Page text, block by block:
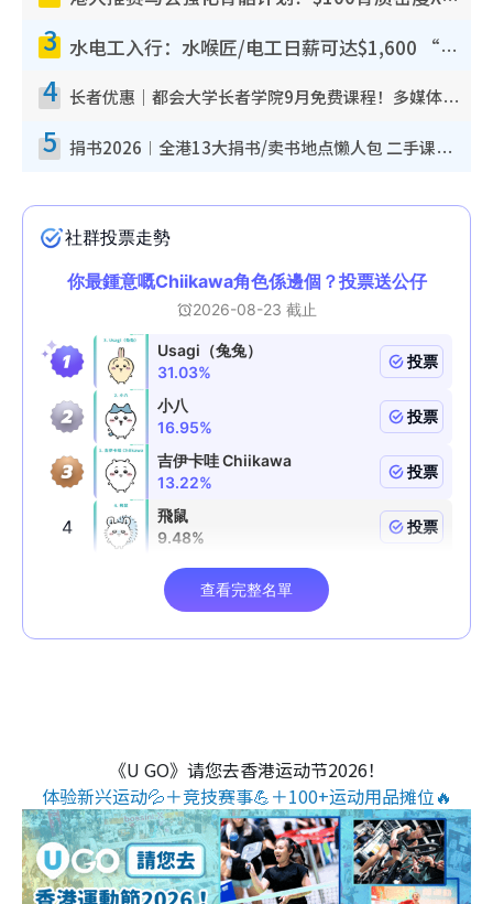
3 水电工入行：水喉匠/电工日薪可达$1,600 “铁饭碗”职业难被AI取代！附薪酬参考+入行考牌路径
4 长者优惠｜都会大学长者学院9月免费课程！多媒体/微电影创作/网络安全 附报名方法教学
5 捐书2026︱全港13大捐书/卖书地点懒人包 二手课本最高$150＋旧书换免费咖啡/戏票
《U GO》请您去香港运动节2026！
体验新兴运动💦＋竞技赛事💪＋100+运动用品摊位🔥